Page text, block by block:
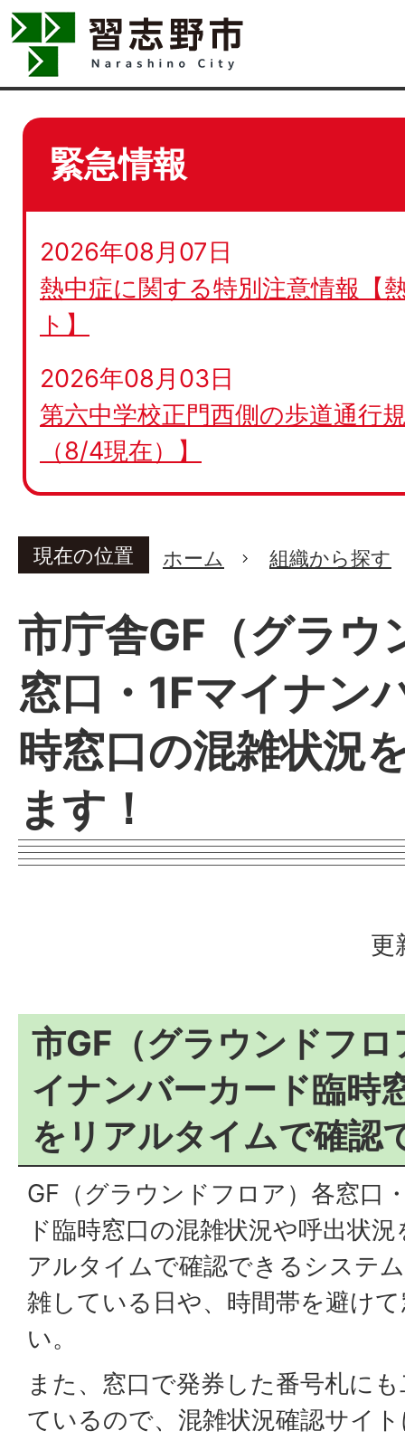
緊急情報
2026年08月07日
熱中症に関する特別注意情報【
ト】
2026年08月03日
第六中学校正門西側の歩道通行
（8/4現在）】
現在の位置 ホーム 組織から探す
市庁舎GF（グラウ
窓口・1Fマイナン
時窓口の混雑状況
ます！
更
市GF（グラウンドフロ
イナンバーカード臨時
をリアルタイムで確認
GF（グラウンドフロア）各窓口
ド臨時窓口の混雑状況や呼出状
アルタイムで確認できるシステ
雑している日や、時間帯を避け
い。
また、窓口で発券した番号札に
ているので、混雑状況確認サイ